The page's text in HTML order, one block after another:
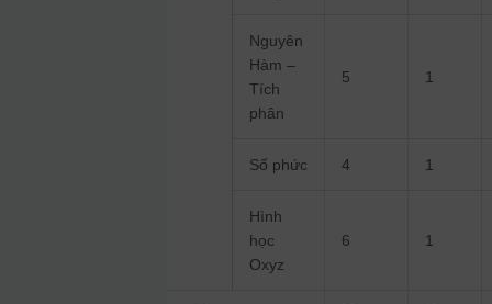
Nguyên
Hàm –
Tích
phân
5 1
Số phức 4 1
Hình
học
Oxyz
6 1